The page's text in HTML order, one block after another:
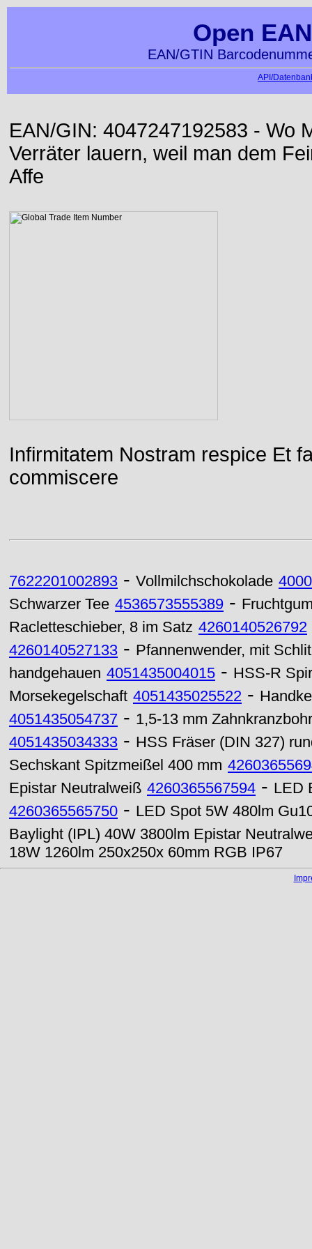
Open
EAN/GTIN
API/
EAN/GIN: 4047247192583 - Wo
Verräter lauern, weil man dem
Affe
Infirmitatem Nostram respice Et
commiscere
7622201002893 - Vollmilchschokolade
Schwarzer Tee 4536573555389 -
Racletteschieber, 8 im Satz 4260140526792
4260140527133 - Pfannenwender, mit
handgehauen 4051435004015 - HSS-R
Morsekegelschaft 4051435025522 -
4051435054737 - 1,5-13 mm
4051435034333 - HSS Fräser (DIN 327)
Sechskant Spitzmeißel 400 mm
Epistar Neutralweiß 4260365567594 - LED
4260365565750 - LED Spot 5W 480lm
Baylight (IPL) 40W 3800lm Epistar
18W 1260lm 250x250x 60mm RGB IP67